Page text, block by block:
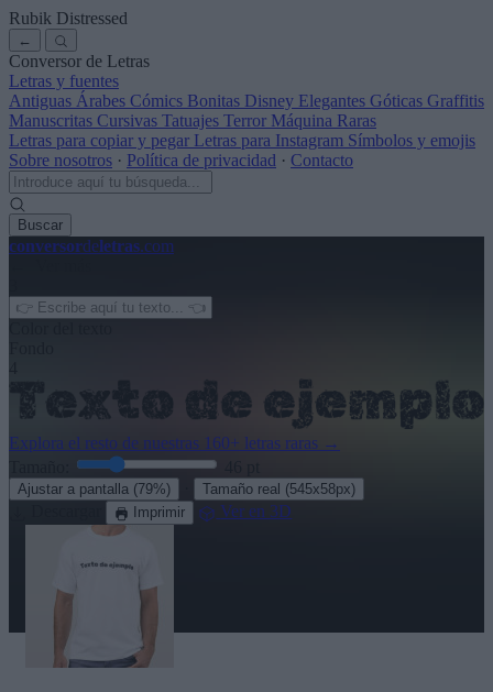
Rubik Distressed
←
Conversor de Letras
Letras y fuentes
Antiguas Árabes Cómics Bonitas Disney Elegantes Góticas Graffitis
Manuscritas Cursivas Tatuajes Terror Máquina Raras
Letras para copiar y pegar Letras para Instagram Símbolos y emojis
Sobre nosotros · Política de privacidad · Contacto
Buscar
conversordeletras.com
Explora el resto de nuestras 160+ letras raras →
Ajustar a pantalla (79%) Tamaño real (545x58px)
Imprimir Ver en 3D